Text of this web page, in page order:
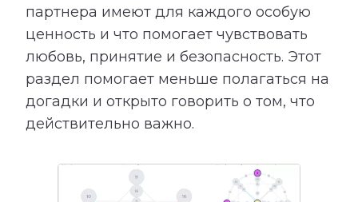
партнера имеют для каждого особую
ценность и что помогает чувствовать
любовь, принятие и безопасность. Этот
раздел помогает меньше полагаться на
догадки и открыто говорить о том, что
действительно важно.